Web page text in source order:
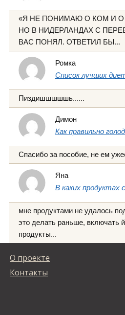
«Я НЕ ПОНИМАЮ О КОМ И О
НО В НИДЕРЛАНДАХ С
ВАС ПОНЯЛ. ОТВЕТИЛ БЫ...
Ромка
Список лучших
Пиздишшшшшь......
Димон
Как правильно
Спасибо за пособие, не ем
Яна
В каких продуктах
мне продуктами не удалось
это делать раньше, включать
продукты...
О проекте
Контакты